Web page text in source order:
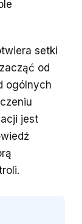
setki
od
ogólnych
jest